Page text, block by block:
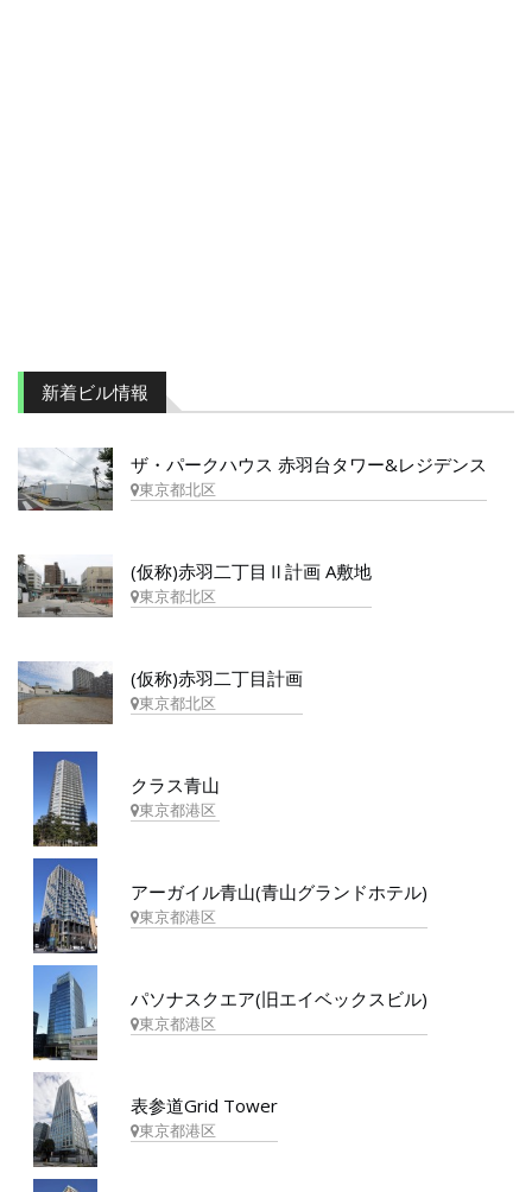
新着ビル情報
ザ・パークハウス 赤羽台タワー&レジデンス
東京都北区
(仮称)赤羽二丁目Ⅱ計画 A敷地
東京都北区
(仮称)赤羽二丁目計画
東京都北区
クラス青山
東京都港区
アーガイル青山(青山グランドホテル)
東京都港区
パソナスクエア(旧エイベックスビル)
東京都港区
表参道Grid Tower
東京都港区